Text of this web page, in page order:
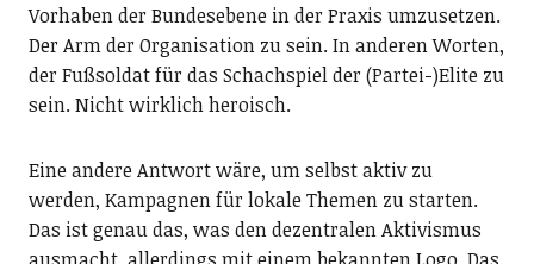
Vorhaben der Bundesebene in der Praxis umzusetzen.
Der Arm der Organisation zu sein. In anderen Worten,
der Fußsoldat für das Schachspiel der (Partei-)Elite zu
sein. Nicht wirklich heroisch.
Eine andere Antwort wäre, um selbst aktiv zu
werden, Kampagnen für lokale Themen zu starten.
Das ist genau das, was den dezentralen Aktivismus